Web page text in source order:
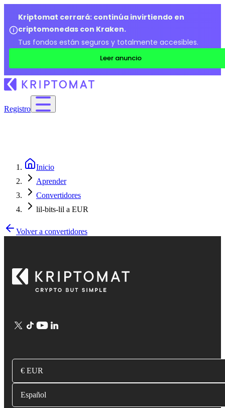
Kriptomat cerrará: continúa invirtiendo en
criptomonedas con Kraken.
Tus fondos están seguros y totalmente accesibles.
Leer anuncio
Registro
Inicio
Aprender
Convertidores
lil-bits-lil a EUR
Volver a convertidores
€ EUR
Español